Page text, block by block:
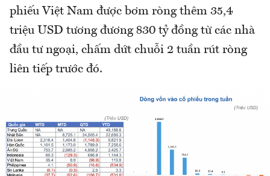
phiếu Việt Nam được bơm ròng thêm 35,4
triệu USD tương đương 830 tỷ đồng từ các nhà
đầu tư ngoại, chấm dứt chuỗi 2 tuần rút ròng
liên tiếp trước đó.